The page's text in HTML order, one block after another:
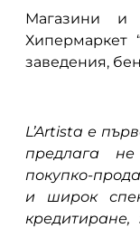
Магазини и
Хипермаркет
заведения,
L’Artista е
предлага
покупко-
и широк
кредитиране,